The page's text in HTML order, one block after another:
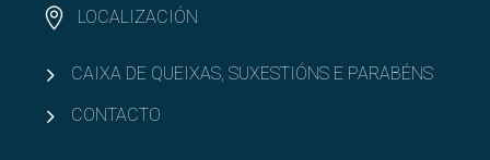
LOCALIZACIÓN
CAIXA DE QUEIXAS, SUXESTIÓNS E PARABÉNS
CONTACTO